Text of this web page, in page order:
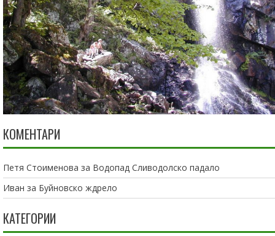
КОМЕНТАРИ
Петя Стоименова за Водопад Сливодолско падало
Иван за Буйновско ждрело
КАТЕГОРИИ